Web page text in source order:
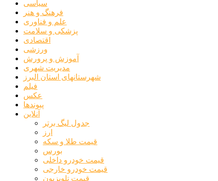
سیاسی
فرهنگ و هنر
علم و فناوری
پزشکی و سلامت
اقتصادی
ورزشی
آموزش و پرورش
مدیریت شهری
شهرستانهای استان البرز
فیلم
عکس
پیوندها
آنلاین
جدول لیگ برتر
ارز
قیمت طلا و سکه
بورس
قیمت خودرو داخلی
قیمت خودرو خارجی
قیمت تلویزیون